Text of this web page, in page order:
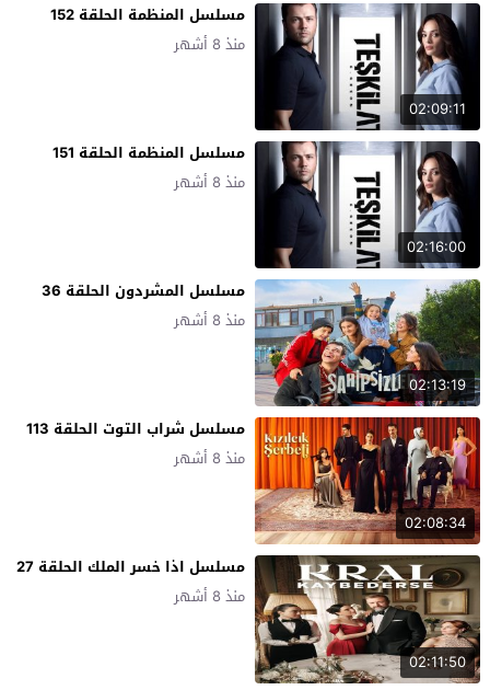
02:09:11
مسلسل المنظمة الحلقة 152
منذ 8 أشهر
02:16:00
مسلسل المنظمة الحلقة 151
منذ 8 أشهر
02:13:19
مسلسل المشردون الحلقة 36
منذ 8 أشهر
02:08:34
مسلسل شراب التوت الحلقة 113
منذ 8 أشهر
02:11:50
مسلسل اذا خسر الملك الحلقة 27
منذ 8 أشهر